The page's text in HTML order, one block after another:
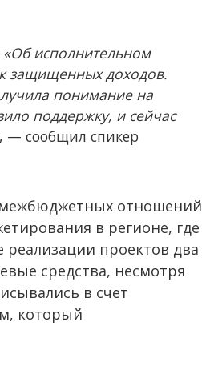
исполнительном
защищенных доходов.
понимание на
поддержку, и сейчас
, — сообщил спикер
межбюджетных отношений
в регионе, где
реализации проектов два
средства, несмотря
в счет
который